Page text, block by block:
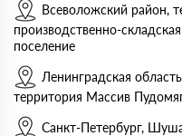
Всеволожский район,
производственно-
поселение
Ленинградская
территория Массив
Санкт-Петербург,